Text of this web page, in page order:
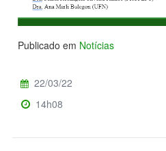
Publicado em Notícias
22/03/22
14h08